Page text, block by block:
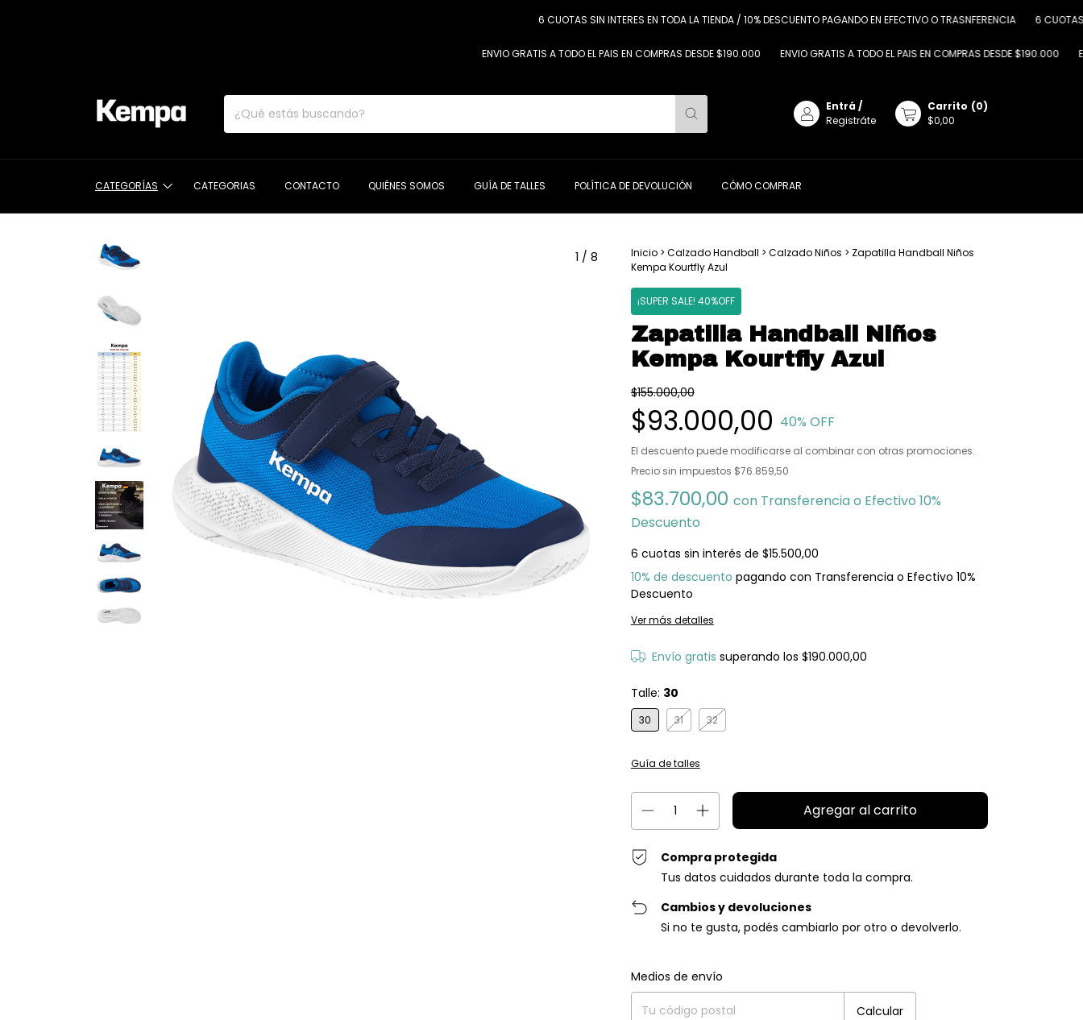
6 CUOTAS SIN INTERES EN TODA LA TIENDA / 10% DESCUENTO PAGANDO EN EFECTIVO O TRASNFERENCIA 6 CUOTAS SIN
ENVIO GRATIS A TODO EL PAIS EN COMPRAS DESDE $190.000 ENVIO GRATIS A TODO EL PAIS EN COMPRAS DESDE $190.000 ENVIO
Entrá/
Registráte
Carrito (0)
$0,00
CATEGORÍAS CATEGORIAS CONTACTO QUIÉNES SOMOS GUÍA DE TALLES POLÍTICA DE DEVOLUCIÓN CÓMO COMPRAR
1 / 8 Inicio > Calzado Handball > Calzado Niños > Zapatilla Handball Niños
Kempa Kourtfly Azul
¡SUPER SALE! 40%OFF
Zapatilla Handball Niños
Kempa Kourtfly Azul
$155.000,00
$93.000,00 40% OFF
El descuento puede modificarse al combinar con otras promociones.
Precio sin impuestos $76.859,50
$83.700,00 con Transferencia o Efectivo 10%
Descuento
6 cuotas sin interés de $15.500,00
10% de descuento pagando con Transferencia o Efectivo 10%
Descuento
Ver más detalles
Envío gratis superando los$190.000,00
Talle: 30
30 31 32
Guía de talles
Compra protegida
Tus datos cuidados durante toda la compra.
Cambios y devoluciones
Si no te gusta, podés cambiarlo por otro o devolverlo.
Entregas para el CP:
Medios de envío
Calcular